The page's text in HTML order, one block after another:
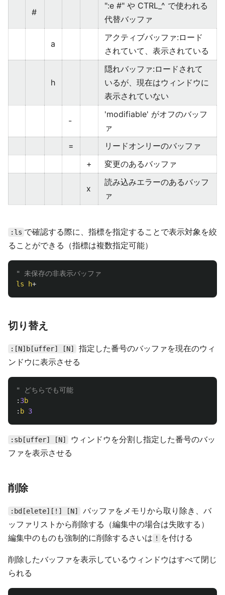
#
":e #" や CTRL_^ で使われる
代替バッファ
a
アクティブバッファ:ロード
されていて、表示されている
h
隠れバッファ:ロードされて
いるが、現在はウィンドウに
表示されていない
-
'modifiable' がオフのバッフ
ァ
=
リードオンリーのバッファ
+
変更のあるバッファ
x
読み込みエラーのあるバッフ
ァ
:ls で確認する際に、指標を指定することで表示対象を絞
ることができる（指標は複数指定可能）
" 未保存の非表示バッファ
ls
h+
切り替え
:[N]b[uffer] [N]
指定した番号のバッファを現在のウィ
ンドウに表示させる
" どちらでも可能
: 3b
: b 3
:sb[uffer] [N]
ウィンドウを分割し指定した番号のバッ
ファを表示させる
削除
:bd[elete][!] [N]
バッファをメモリから取り除き、バ
ッファリストから削除する（編集中の場合は失敗する）
編集中のものも強制的に削除するさいは ! を付ける
削除したバッファを表示しているウィンドウはすべて閉じ
られる